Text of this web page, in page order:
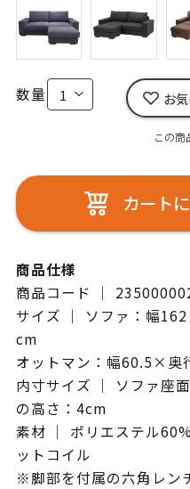
数量 お
この商
カート
商品仕様
商品コード ｜
サイズ ｜ ソファ：幅
cm
オットマン：幅60.5×
内寸サイズ ｜ ソファ座
の高さ：4cm
素材 ｜ ポリエステル
ットコイル
※脚部を付属の六角レン